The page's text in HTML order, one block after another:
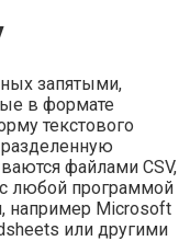
запятыми,
в формате
текстового
файлами CSV,
любой программой
например Microsoft
или другими